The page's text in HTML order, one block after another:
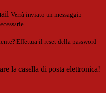
Verrà inviato un messaggio
Effettua il reset della password
la casella di posta elettronica!